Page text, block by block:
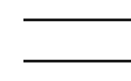
ー
投